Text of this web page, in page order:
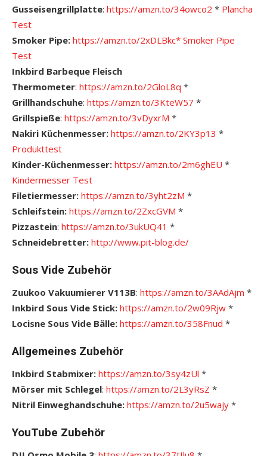
Gusseisengrillplatte: https://amzn.to/34owco2 * Plancha
Test
Smoker Pipe: https://amzn.to/2xDLBkc* Smoker Pipe
Test
Inkbird Barbeque Fleisch
Thermometer: https://amzn.to/2GloL8q *
Grillhandschuhe: https://amzn.to/3KteW57 *
Grillspieße: https://amzn.to/3vDyxrM *
Nakiri Küchenmesser: https://amzn.to/2KY3p13 *
Produkttest
Kinder-Küchenmesser: https://amzn.to/2m6ghEU *
Kindermesser Test
Filetiermesser: https://amzn.to/3yht2zM *
Schleifstein: https://amzn.to/2ZxcGVM *
Pizzastein: https://amzn.to/3ukUQ41 *
Schneidebretter: http://www.pit-blog.de/
Sous Vide Zubehör
Zuukoo Vakuumierer V113B: https://amzn.to/3AAdAjm *
Inkbird Sous Vide Stick: https://amzn.to/2w09Rjw *
Locisne Sous Vide Bälle: https://amzn.to/358Fnud *
Allgemeines Zubehör
Inkbird Stabmixer: https://amzn.to/3sy4zUl *
Mörser mit Schlegel: https://amzn.to/2L3yRsZ *
Nitril Einweghandschuhe: https://amzn.to/2u5wajy *
YouTube Zubehör